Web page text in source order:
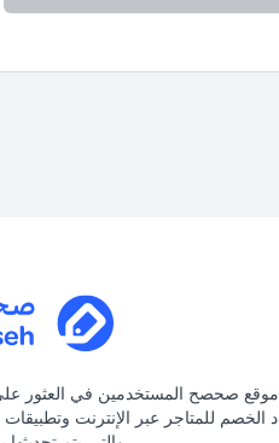
صحصح المستخدمين في العثور
الخصم للمتاجر عبر الإنترنت